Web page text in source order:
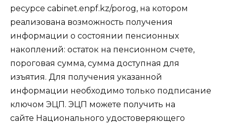
ресурсе cabinet.enpf.kz/porog, на котором
реализована возможность получения
информации о состоянии пенсионных
накоплений: остаток на пенсионном счете,
пороговая сумма, сумма доступная для
изъятия. Для получения указанной
информации необходимо только подписание
ключом ЭЦП. ЭЦП можете получить на
сайте Национального удостоверяющего